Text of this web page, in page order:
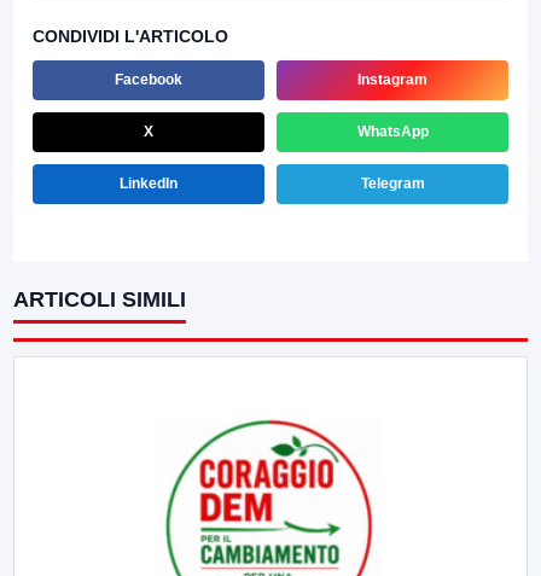
CONDIVIDI L'ARTICOLO
Facebook Instagram
X WhatsApp
LinkedIn Telegram
ARTICOLI SIMILI